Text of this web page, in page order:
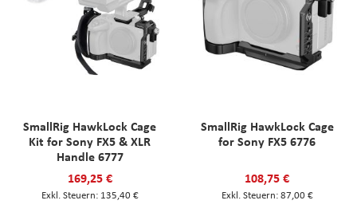
SmallRig HawkLock Cage
Kit for Sony FX5 & XLR
Handle 6777
169,25 €
135,40 €
SmallRig HawkLock Cage
for Sony FX5 6776
108,75 €
87,00 €